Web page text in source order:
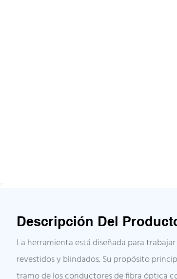
Descripción Del
La herramienta está diseñada para
revestidos y blindados. Su propósito